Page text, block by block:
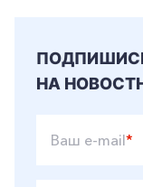
НА
Ваш e-mail*